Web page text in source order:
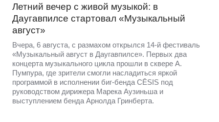
Летний вечер с живой музыкой: в
Даугавпилсе стартовал «Музыкальный
август»
Вчера, 6 августа, с размахом открылся 14-й фестиваль
«Музыкальный август в Даугавпилсе». Первых два
концерта музыкального цикла прошли в сквере А.
Пумпура, где зрители смогли насладиться яркой
программой в исполнении биг-бенда CĒSIS под
руководством дирижера Марека Аузиньша и
выступлением бенда Арнолда Гринберта.